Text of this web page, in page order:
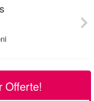
Offerte!